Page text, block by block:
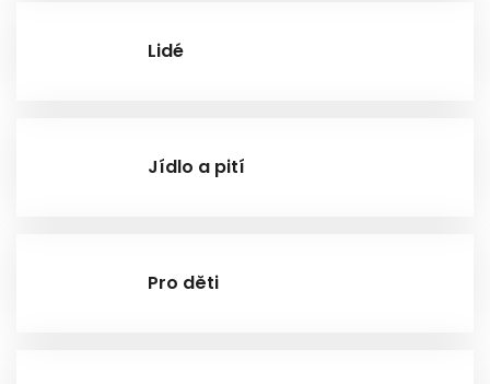
Lidé
Jídlo a pití
Pro děti